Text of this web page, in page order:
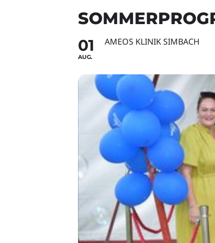
01
AUG.
AMEOS KLINIK SIMBACH